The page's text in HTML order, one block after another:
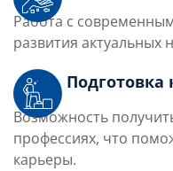
Работа с
развития актуальных
Подготовка
Возможность
профессиях, что
карьеры.